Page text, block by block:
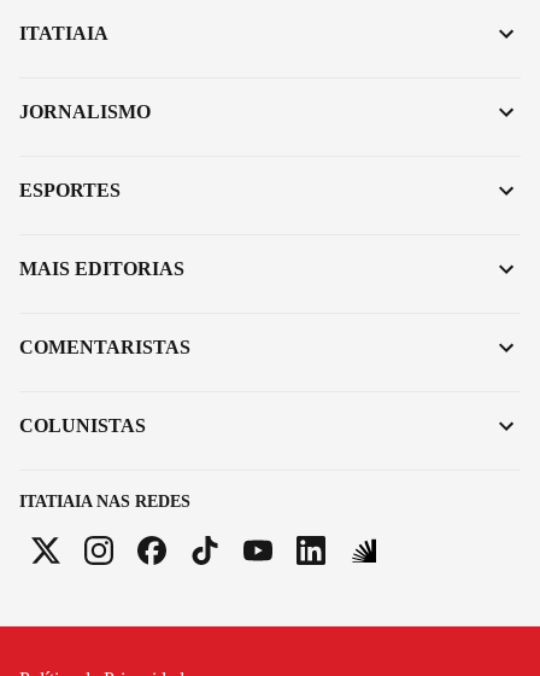
ITATIAIA NAS REDES
ITATIAIA
JORNALISMO
ESPORTES
MAIS EDITORIAS
COMENTARISTAS
COLUNISTAS